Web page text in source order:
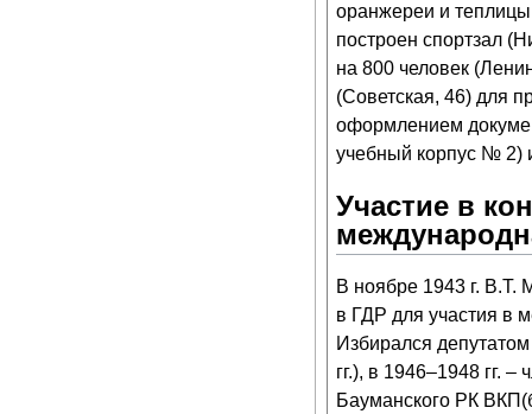
оранжереи и теплицы
построен спортзал
на 800 человек
(Советская, 46) для
оформлением
учебный корпус № 2)
Участие в
В ноябре 1943 г. В.Т.
в ГДР для участия в
Избирался
гг.), в 1946–1948 гг.
Бауманского РК